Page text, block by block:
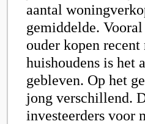
aantal
gemiddelde.
ouder kopen
huishoudens is het
gebleven. Op het
jong verschillend.
investeerders voor